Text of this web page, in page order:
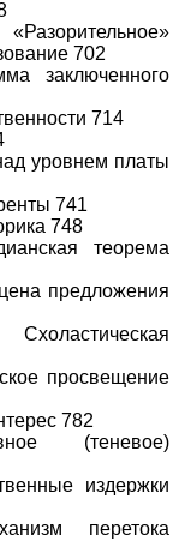
702
заключенного
714
уровнем платы
741
748
теорема
предложения
просвещение
782
(теневое)
издержки
перетока